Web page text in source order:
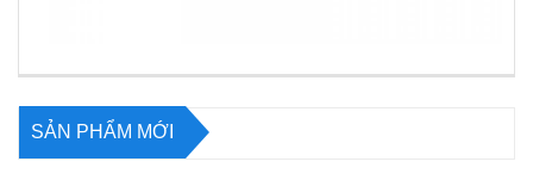
SẢN PHẨM MỚI